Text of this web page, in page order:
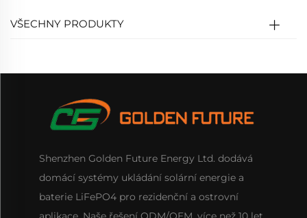
VŠECHNY PRODUKTY
Shenzhen Golden Future Energy Ltd. dodává
domácí systémy ukládání solární energie a
baterie LiFePO4 pro rezidenční a ostrovní